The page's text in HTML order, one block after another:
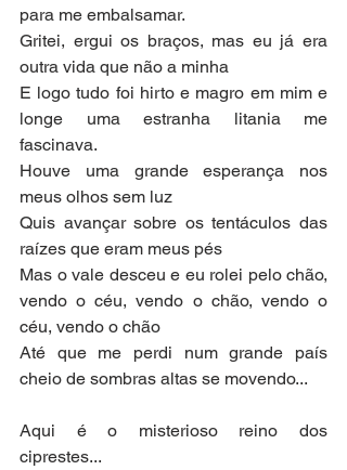
para me embalsamar.
Gritei, ergui os braços, mas eu já era
outra vida que não a minha
E logo tudo foi hirto e magro em mim e
longe uma estranha litania me
fascinava.
Houve uma grande esperança nos
meus olhos sem luz
Quis avançar sobre os tentáculos das
raízes que eram meus pés
Mas o vale desceu e eu rolei pelo chão,
vendo o céu, vendo o chão, vendo o
céu, vendo o chão
Até que me perdi num grande país
cheio de sombras altas se movendo...
Aqui é o misterioso reino dos
ciprestes...